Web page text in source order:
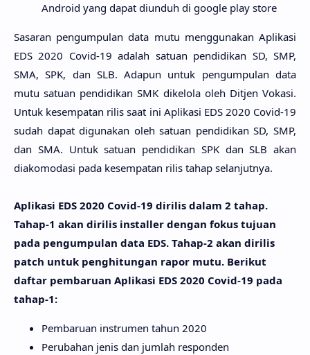
Android yang dapat diunduh di google play store
Sasaran pengumpulan data mutu menggunakan Aplikasi
EDS 2020 Covid-19 adalah satuan pendidikan SD, SMP,
SMA, SPK, dan SLB. Adapun untuk pengumpulan data
mutu satuan pendidikan SMK dikelola oleh Ditjen Vokasi.
Untuk kesempatan rilis saat ini Aplikasi EDS 2020 Covid-19
sudah dapat digunakan oleh satuan pendidikan SD, SMP,
dan SMA. Untuk satuan pendidikan SPK dan SLB akan
diakomodasi pada kesempatan rilis tahap selanjutnya.
Aplikasi EDS 2020 Covid-19 dirilis dalam 2 tahap.
Tahap-1 akan dirilis installer dengan fokus tujuan
pada pengumpulan data EDS. Tahap-2 akan dirilis
patch untuk penghitungan rapor mutu. Berikut
daftar pembaruan Aplikasi EDS 2020 Covid-19 pada
tahap-1:
Pembaruan instrumen tahun 2020
Perubahan jenis dan jumlah responden